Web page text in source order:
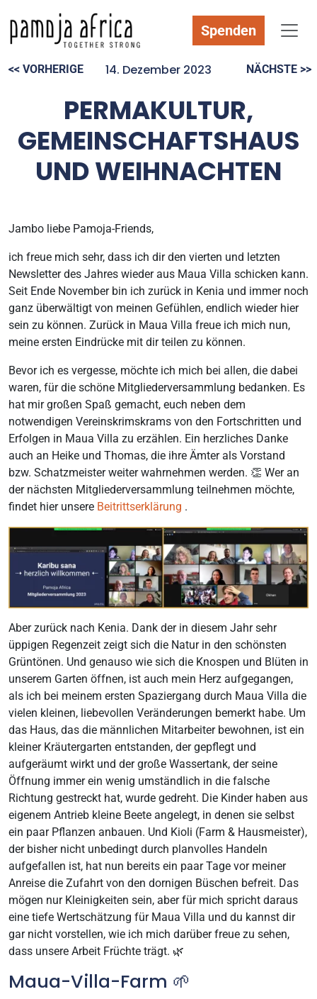
Spenden
<< VORHERIGE 14. Dezember 2023 NÄCHSTE >>
PERMAKULTUR,
GEMEINSCHAFTSHAUS
UND WEIHNACHTEN
Jambo liebe Pamoja-Friends,
ich freue mich sehr, dass ich dir den vierten und letzten
Newsletter des Jahres wieder aus Maua Villa schicken kann.
Seit Ende November bin ich zurück in Kenia und immer noch
ganz überwältigt von meinen Gefühlen, endlich wieder hier
sein zu können. Zurück in Maua Villa freue ich mich nun,
meine ersten Eindrücke mit dir teilen zu können.
Bevor ich es vergesse, möchte ich mich bei allen, die dabei
waren, für die schöne Mitgliederversammlung bedanken. Es
hat mir großen Spaß gemacht, euch neben dem
notwendigen Vereinskrimskrams von den Fortschritten und
Erfolgen in Maua Villa zu erzählen. Ein herzliches Danke
auch an Heike und Thomas, die ihre Ämter als Vorstand
bzw. Schatzmeister weiter wahrnehmen werden. 👏 Wer an
der nächsten Mitgliederversammlung teilnehmen möchte,
findet hier unsere Beitrittserklärung .
Aber zurück nach Kenia. Dank der in diesem Jahr sehr
üppigen Regenzeit zeigt sich die Natur in den schönsten
Grüntönen. Und genauso wie sich die Knospen und Blüten in
unserem Garten öffnen, ist auch mein Herz aufgegangen,
als ich bei meinem ersten Spaziergang durch Maua Villa die
vielen kleinen, liebevollen Veränderungen bemerkt habe. Um
das Haus, das die männlichen Mitarbeiter bewohnen, ist ein
kleiner Kräutergarten entstanden, der gepflegt und
aufgeräumt wirkt und der große Wassertank, der seine
Öffnung immer ein wenig umständlich in die falsche
Richtung gestreckt hat, wurde gedreht. Die Kinder haben aus
eigenem Antrieb kleine Beete angelegt, in denen sie selbst
ein paar Pflanzen anbauen. Und Kioli (Farm & Hausmeister),
der bisher nicht unbedingt durch planvolles Handeln
aufgefallen ist, hat nun bereits ein paar Tage vor meiner
Anreise die Zufahrt von den dornigen Büschen befreit. Das
mögen nur Kleinigkeiten sein, aber für mich spricht daraus
eine tiefe Wertschätzung für Maua Villa und du kannst dir
gar nicht vorstellen, wie ich mich darüber freue zu sehen,
dass unsere Arbeit Früchte trägt. 🌿
Maua-Villa-Farm 🌱